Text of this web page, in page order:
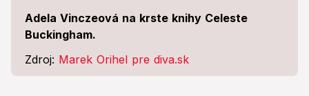
Adela Vinczeová na krste knihy Celeste
Buckingham.
Zdroj: Marek Orihel pre diva.sk